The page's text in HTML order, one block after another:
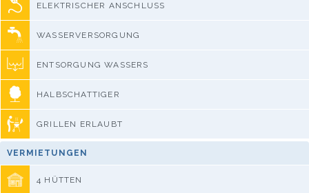
ELEKTRISCHER ANSCHLUSS
WASSERVERSORGUNG
ENTSORGUNG WASSERS
HALBSCHATTIGER
GRILLEN ERLAUBT
VERMIETUNGEN
4 HÜTTEN